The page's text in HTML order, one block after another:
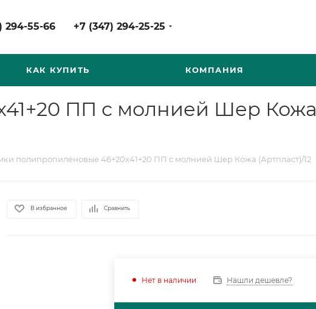
294-55-66 +7 (347) 294-25-25
КАК КУПИТЬ КОМПАНИЯ
ПП с молнией Шер Кожа
полипропиленовые 46+20х41+20 ПП с молнией Шер Кожа (Артпласт)/12
В избранное Сравнить
Нет в наличии Нашли дешевле?